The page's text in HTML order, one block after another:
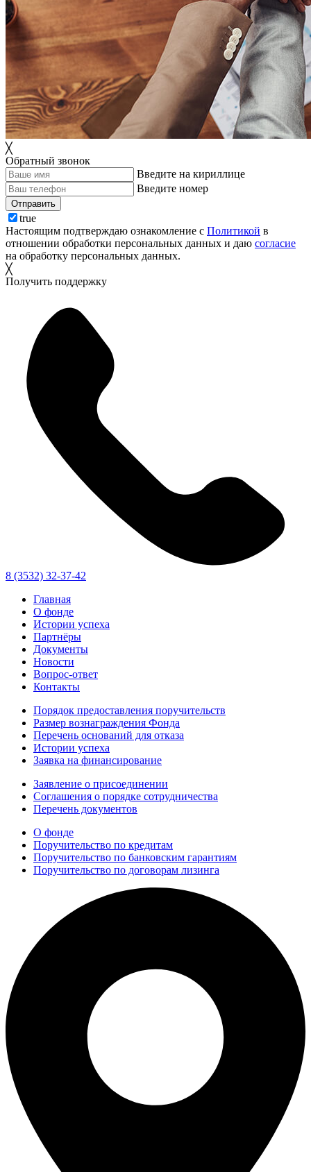
╳
Обратный звонок
Введите на кириллице
Введите номер
Отправить
true
Настоящим подтверждаю ознакомление с Политикой в
отношении обработки персональных данных и даю согласие
на обработку персональных данных.
╳
Получить поддержку
8 (3532) 32-37-42
Главная
О фонде
Истории успеха
Партнёры
Документы
Новости
Вопрос-ответ
Контакты
Порядок предоставления поручительств
Размер вознаграждения Фонда
Перечень оснований для отказа
Истории успеха
Заявка на финансирование
Заявление о присоединении
Соглашения о порядке сотрудничества
Перечень документов
О фонде
Поручительство по кредитам
Поручительство по банковским гарантиям
Поручительство по договорам лизинга